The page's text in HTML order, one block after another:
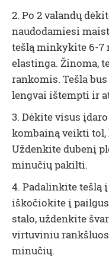
2. Po 2 valandų
naudodamiesi
tešlą minkykite 6-7
elastinga. Žinoma,
rankomis. Tešla
lengvai ištempti ir
3. Dėkite visus
kombainą veikti
Uždenkite dubenį
minučių pakilti.
4. Padalinkite tešlą
iškočiokite į
stalo, uždenkite
virtuviniu
minučių.